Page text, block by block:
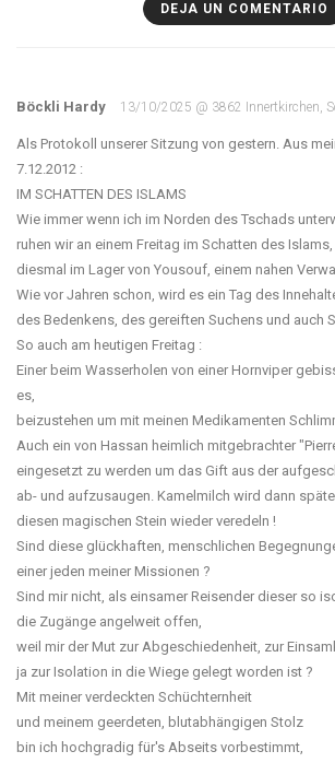
DEJA UN COMENTARIO
Böckli Hardy 13/10/2025 @ 3862 Innertkirchen,
Als Protokoll unserer Sitzung von gestern. Aus
7.12.2012 :
IM SCHATTEN DES ISLAMS
Wie immer wenn ich im Norden des Tschads
ruhen wir an einem Freitag im Schatten des Islams,
diesmal im Lager von Yousouf, einem nahen
Wie vor Jahren schon, wird es ein Tag des
des Bedenkens, des gereiften Suchens und auch
So auch am heutigen Freitag :
Einer beim Wasserholen von einer Hornviper
es,
beizustehen um mit meinen Medikamenten
Auch ein von Hassan heimlich mitgebrachter
eingesetzt zu werden um das Gift aus der
ab- und aufzusaugen. Kamelmilch wird dann
diesen magischen Stein wieder veredeln !
Sind diese glückhaften, menschlichen
einer jeden meiner Missionen ?
Sind mir nicht, als einsamer Reisender dieser so
die Zugänge angelweit offen,
weil mir der Mut zur Abgeschiedenheit, zur
ja zur Isolation in die Wiege gelegt worden ist ?
Mit meiner verdeckten Schüchternheit
und meinem geerdeten, blutabhängigen Stolz
bin ich hochgradig für's Abseits vorbestimmt,